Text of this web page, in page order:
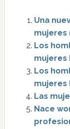
Una
mujeres
Los
mujeres
Los
mujeres
Las
Nace